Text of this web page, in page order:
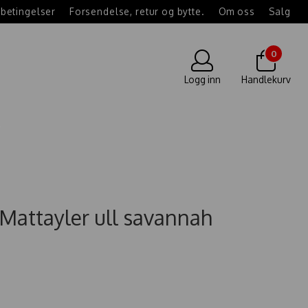
Forsendelse, retur og bytte. Om oss Salg
Logg inn
0
Handlekurv
ull savannah